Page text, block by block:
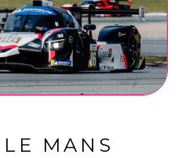
MANS